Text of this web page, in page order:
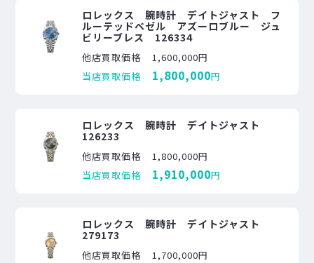
ロレックス 腕時計 デイトジャスト フ
ルーテッドベゼル アズーロブルー ジュ
ビリーブレス 126334
他店買取価格
1,600,000円
当店買取価格
1,800,000円
ロレックス 腕時計 デイトジャスト
126233
他店買取価格
1,800,000円
当店買取価格
1,910,000円
ロレックス 腕時計 デイトジャスト
279173
他店買取価格
1,700,000円